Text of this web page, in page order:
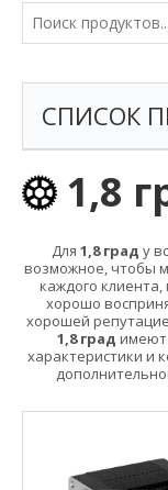
СПИСОК
1,8
Для 1,8 град у
возможное, чтобы
каждого
хорошо
хорошей
1,8 град имеют
характеристики и